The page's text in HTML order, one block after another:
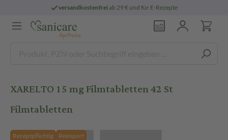
versandkostenfreiab 29 € und für E-Rezepte
XARELTO 15 mg Filmtabletten 42 St
Filmtabletten
Rezeptpflichtig Reimport